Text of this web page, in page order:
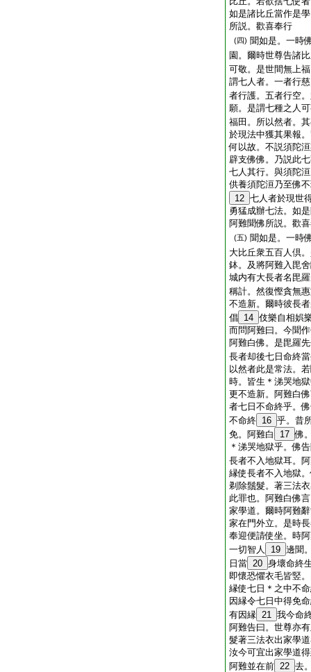
如是諸比丘當作是
所説。歡喜奉行
(四) 聞如是。一時
園。爾時世尊告諸
可敬。是世間無上
謂七人者。一者行
者行護。五者行空
願。是謂七種之人
福田。所以然者。
於現法中獲其果報
何以故。不説須陀
辟支佛佛。乃説此
七人其行。與須陀
供養須陀洹乃至佛
12 七人者於現世
勇猛成辦七法。如
阿難聞佛所説。歡
(五) 聞如是。一時
大比丘衆五百人倶
鉢。及將阿難入毘
城内有大長者名毘
稱計。然復慳貪無
不造新。爾時彼長
倡 14 伎樂自相娯
而問阿難曰。今聞
阿難白佛。是毘羅
長者却後七日命終
以然者此是常法。
時。皆生＊涕哭地
更不造新。阿難白
者七日不命終乎。
不命終 16 乎。昔
免。阿難白
17 佛
＊涕哭地獄乎。佛
長者不入地獄耳。
縁使長者不入地獄
剃除鬚髮。著三法
此罪也。阿難白佛
家學道。爾時阿難
家在門外立。是時
奉迎便請使坐。時
一切智人
19 邊聞
日當 20 身壞命終
即懷恐懼衣毛皆竪
縁使七日＊之中不
因縁令七日中得免
有因縁 21 我今命
阿難告曰。世尊亦
髮著三法衣出家學
汝今可宜出家學道
阿難並在前 22 去